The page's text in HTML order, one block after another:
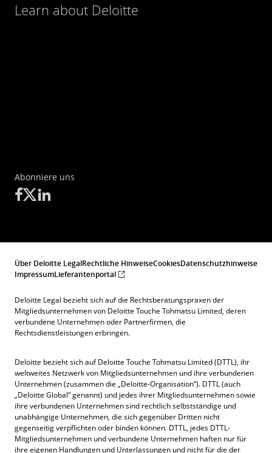
Learn about Deloitte
Abonniere uns
Über Deloitte LegalRechtliche HinweiseCookiesDatenschutzhinweise
ImpressumLieferantenportal
Deloitte Legal bezieht sich auf die Rechtsberatungspraxen der
Mitgliedsunternehmen von Deloitte Touche Tohmatsu Limited, deren
verbundene Unternehmen oder Partnerfirmen, die
Rechtsdienstleistungen erbringen.
Deloitte bezieht sich auf Deloitte Touche Tohmatsu Limited (DTTL), ihr
weltweites Netzwerk von Mitgliedsunternehmen und ihre verbundenen
Unternehmen (zusammen die „Deloitte-Organisation“). DTTL (auch
„Deloitte Global“ genannt) und jedes ihrer Mitgliedsunternehmen sowie
ihre verbundenen Unternehmen sind rechtlich selbstständige und
unabhängige Unternehmen, die sich gegenüber Dritten nicht
gegenseitig verpflichten oder binden können. DTTL, jedes DTTL-
Mitgliedsunternehmen und verbundene Unternehmen haften nur für
ihre eigenen Handlungen und Unterlassungen und nicht für die der